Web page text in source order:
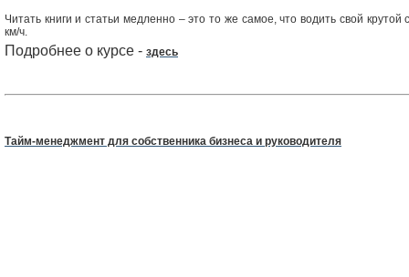
Читать книги и статьи медленно – это то же самое, что водить свой
км/ч.
Подробнее о курсе - здесь
Тайм-менеджмент для собственника бизнеса и руководителя